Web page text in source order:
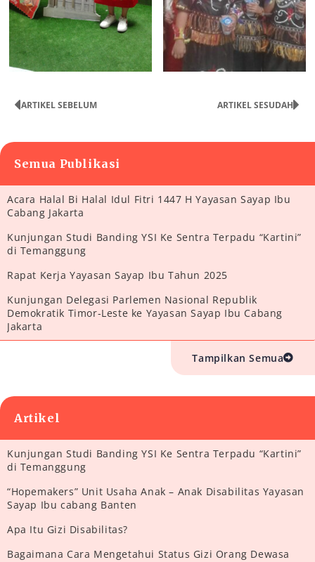
ARTIKEL SEBELUM ARTIKEL SESUDAH
Semua Publikasi
Acara Halal Bi Halal Idul Fitri 1447 H Yayasan Sayap Ibu
Cabang Jakarta
Kunjungan Studi Banding YSI Ke Sentra Terpadu “Kartini”
di Temanggung
Rapat Kerja Yayasan Sayap Ibu Tahun 2025
Kunjungan Delegasi Parlemen Nasional Republik
Demokratik Timor-Leste ke Yayasan Sayap Ibu Cabang
Jakarta
Tampilkan Semua
Artikel
Kunjungan Studi Banding YSI Ke Sentra Terpadu “Kartini”
di Temanggung
“Hopemakers” Unit Usaha Anak – Anak Disabilitas Yayasan
Sayap Ibu cabang Banten
Apa Itu Gizi Disabilitas?
Bagaimana Cara Mengetahui Status Gizi Orang Dewasa